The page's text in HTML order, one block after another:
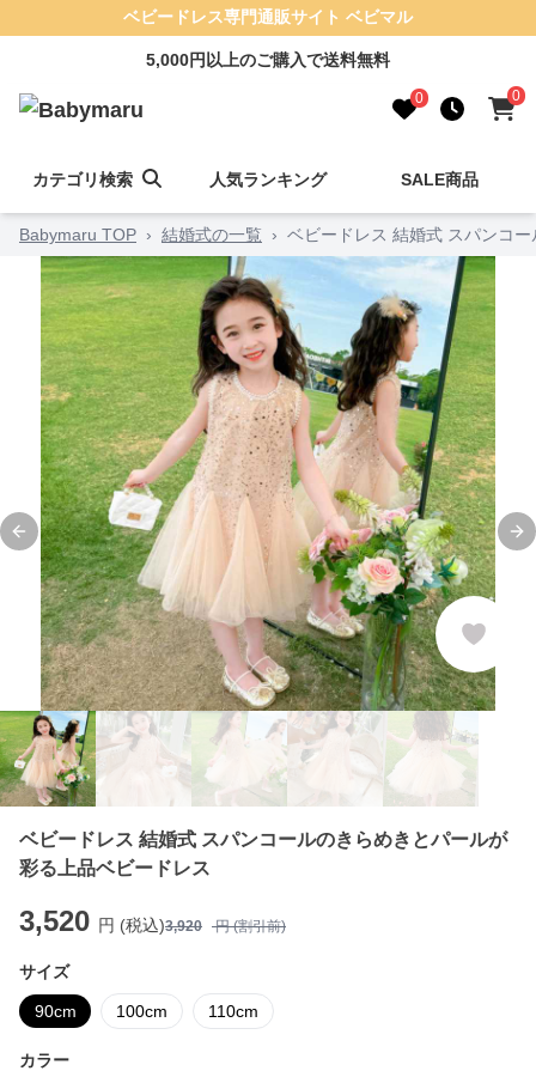
ベビードレス専門通販サイト ベビマル
5,000円以上のご購入で送料無料
0 0
カテゴリ検索 人気ランキング SALE商品
Babymaru TOP › 結婚式の一覧 › ベビードレス 結婚式 スパンコ
Previous slide
ベビードレス 結婚式 スパンコールのきらめきとパールが
彩る上品ベビードレス
3,520 円 (税込)3,920 円 (割引前)
サイズ
90cm 100cm 110cm
カラー